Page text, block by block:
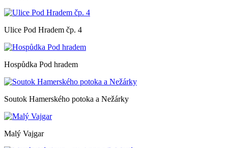
Ulice Pod Hradem čp. 4
Hospůdka Pod hradem
Soutok Hamerského potoka a Nežárky
Malý Vajgar